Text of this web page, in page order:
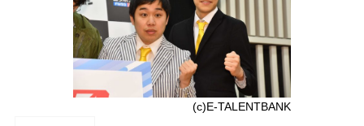
(c)E-TALENTBANK